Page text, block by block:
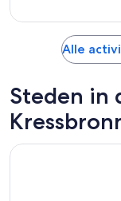
Alle
Steden in